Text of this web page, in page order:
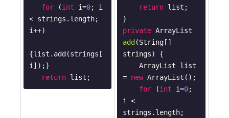
for (int i=0; i
< strings.length;
i++)
{list.add(strings[
i]);}
return list;
return list;
private
add (String[]
strings)
{
= new ArrayList();
for (int i=0;
i <
strings.length;